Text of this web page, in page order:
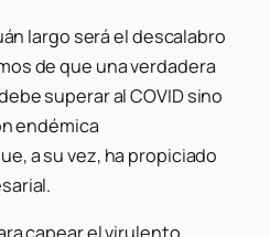
largo será el descalabro
de que una verdadera
superar al COVID sino
endémica
a su vez, ha propiciado